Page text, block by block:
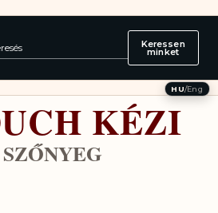
Keressen
minket
HU/Eng
KÉZI